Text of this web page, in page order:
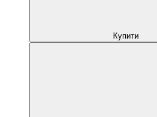
Купити